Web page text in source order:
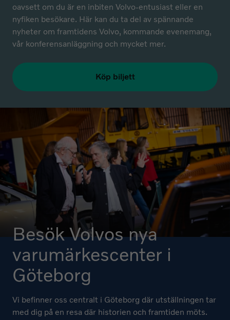
oavsett om du är en inbiten Volvo-entusiast eller en
nyfiken besökare. Här kan du ta del av spännande
nyheter om framtidens Volvo, kommande evenemang,
vår konferensanläggning och mycket mer.
Köp biljett
Besök Volvos nya
varumärkescenter i
Göteborg
Vi befinner oss centralt i Göteborg där utställningen tar
med dig på en resa där historien och framtiden möts.